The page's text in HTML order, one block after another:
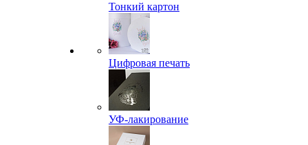
Тонкий картон
Цифровая печать
УФ-лакирование